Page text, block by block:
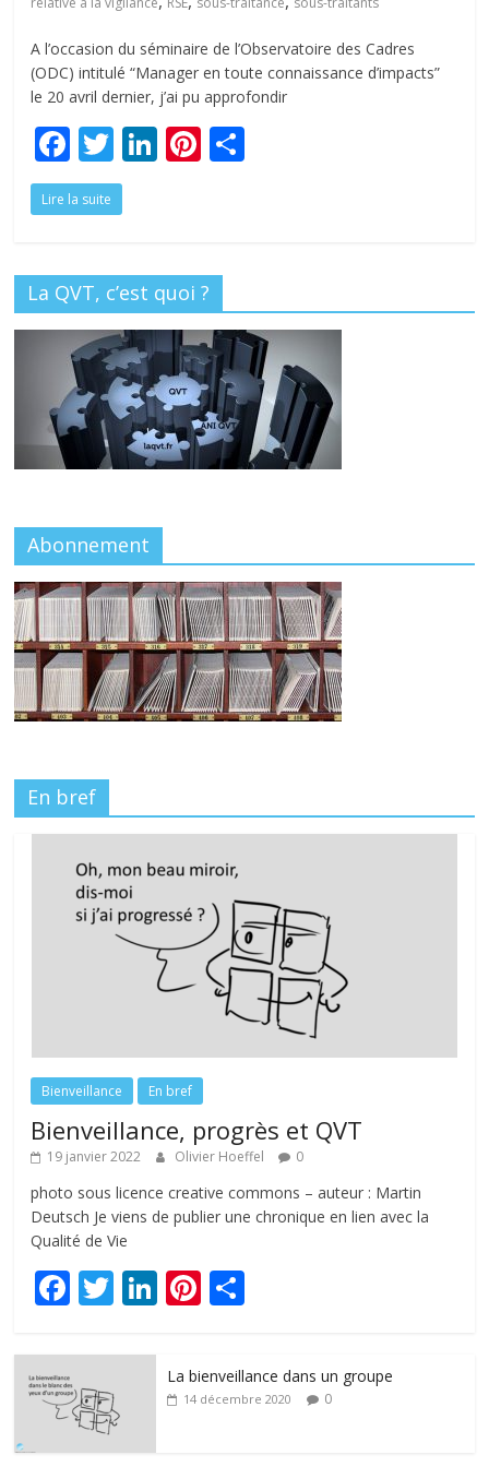
A l’occasion du séminaire de l’Observatoire des Cadres
(ODC) intitulé “Manager en toute connaissance d’impacts”
le 20 avril dernier, j’ai pu approfondir
F
ac
e
o
o
k
T
w
itt
Li
dI
n
Pi
st
Lire la suite
La QVT, c’est quoi ?
Abonnement
En bref
Bienveillance En bref
Bienveillance, progrès et QVT
19 janvier 2022 Olivier Hoeffel 0
photo sous licence creative commons – auteur : Martin
Deutsch Je viens de publier une chronique en lien avec la
Qualité de Vie
F
e
b
o
T
itt
er
Li
e
Pi
e g
La bienveillance dans un groupe
14 décembre 2020 0